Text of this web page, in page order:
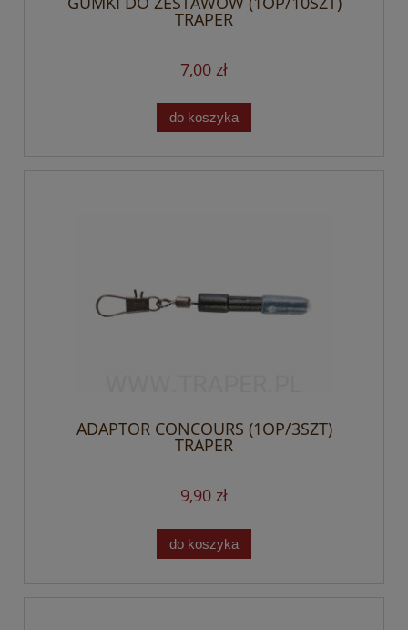
TRAPER
7,00 zł
do koszyka
ADAPTOR CONCOURS (1OP/3SZT)
TRAPER
9,90 zł
do koszyka